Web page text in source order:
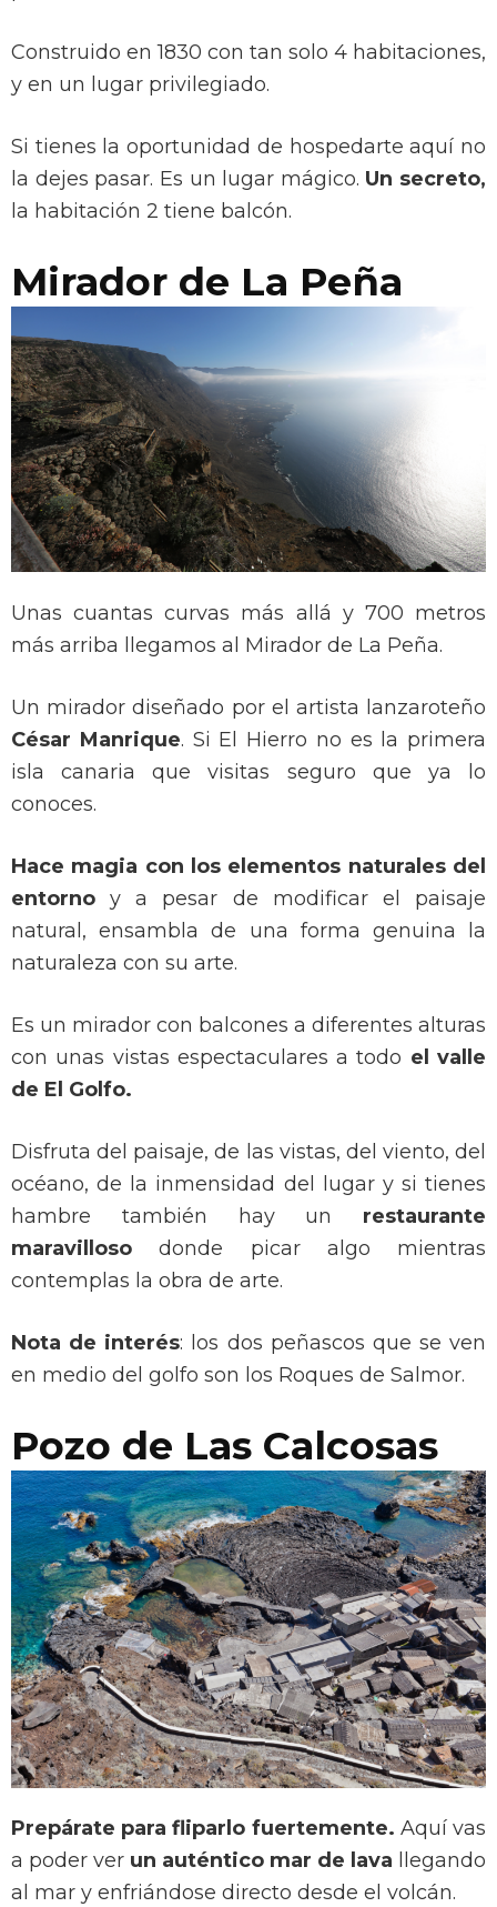
Construido en 1830 con tan solo 4 habitaciones,
y en un lugar privilegiado.
Si tienes la oportunidad de hospedarte aquí no
la dejes pasar. Es un lugar mágico. Un secreto,
la habitación 2 tiene balcón.
Mirador de La Peña
Unas cuantas curvas más allá y 700 metros
más arriba llegamos al Mirador de La Peña.
Un mirador diseñado por el artista lanzaroteño
César Manrique. Si El Hierro no es la primera
isla canaria que visitas seguro que ya lo
conoces.
Hace magia con los elementos naturales del
entorno y a pesar de modificar el paisaje
natural, ensambla de una forma genuina la
naturaleza con su arte.
Es un mirador con balcones a diferentes alturas
con unas vistas espectaculares a todo el valle
de El Golfo.
Disfruta del paisaje, de las vistas, del viento, del
océano, de la inmensidad del lugar y si tienes
hambre también hay un restaurante
maravilloso donde picar algo mientras
contemplas la obra de arte.
Nota de interés: los dos peñascos que se ven
en medio del golfo son los Roques de Salmor.
Pozo de Las Calcosas
Prepárate para fliparlo fuertemente. Aquí vas
a poder ver un auténtico mar de lava llegando
al mar y enfriándose directo desde el volcán.